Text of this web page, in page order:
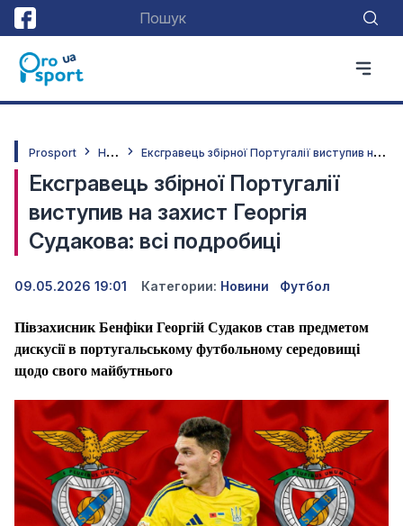
Prosport Н
овини Е
ксгравець збірної Португалії виступив на захист Георгія Судакова: всі подробиці
Ексгравець збірної Португалії
виступив на захист Георгія
Судакова: всі подробиці
09.05.2026 19:01 Категории: Новини Футбол
Півзахисник Бенфіки Георгій Судаков став предметом
дискусії в португальському футбольному середовищі
щодо свого майбутнього